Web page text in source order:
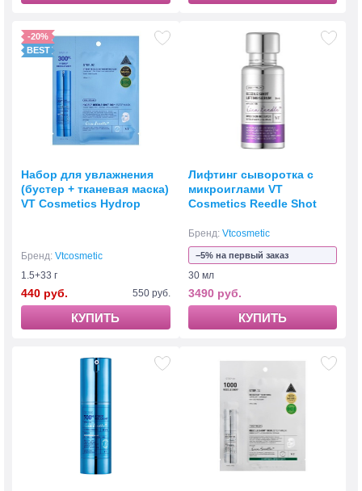
Набор для увлажнения
(бустер + тканевая маска)
VT Cosmetics Hydrop
Бренд: Vtcosmetic
-20%
1.5+33 г
440 руб. 550 руб.
КУПИТЬ
Лифтинг сыворотка с
микроиглами VT
Cosmetics Reedle Shot
Бренд: Vtcosmetic
−5% на первый заказ
30 мл
3490 руб.
КУПИТЬ